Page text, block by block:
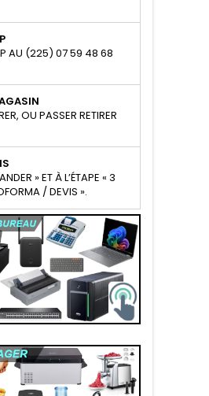
AU (225) 07 59 48 68
OU PASSER RETIRER
» ET À L’ÉTAPE « 3
/ DEVIS ».